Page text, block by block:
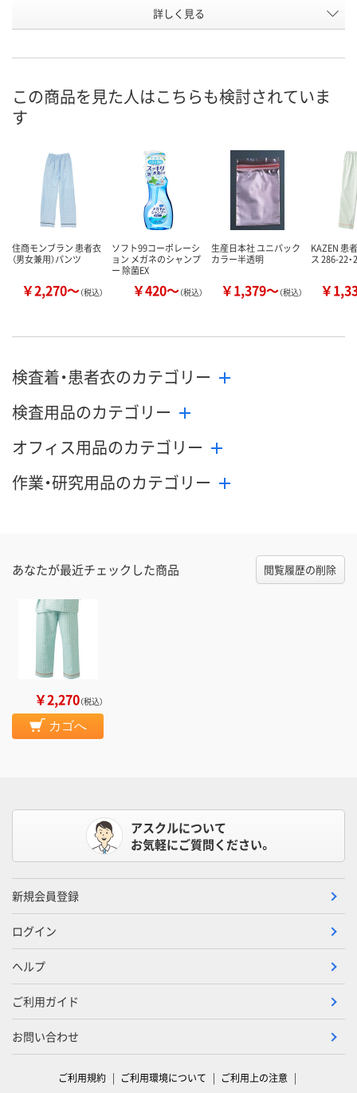
ピンク
号
お届け日
在庫切れです
（次回入荷日未定）
カゴへ カ
詳しく見る
この商品を見た人はこちらも検討されていま
す
住商モンブラン 患者衣
（男女兼用）パンツ
￥2,270～（税込）
ソフト99コーポレーシ
ョン メガネのシャンプ
ー 除菌EX
￥420～（税込）
生産日本社 ユニパック
カラー半透明
￥1,379～（税込）
KAZEN 患
ス 286-22・
￥
検査着・患者衣のカテゴリー
検査用品のカテゴリー
オフィス用品のカテゴリー
作業・研究用品のカテゴリー
あなたが最近チェックした商品 閲覧履歴の削除
￥2,270（税込）
カゴへ
アスクルについて
お気軽にご質問ください。
新規会員登録
ログイン
ヘルプ
ご利用ガイド
お問い合わせ
ご利用規約 ご利用環境について ご利用上の注意